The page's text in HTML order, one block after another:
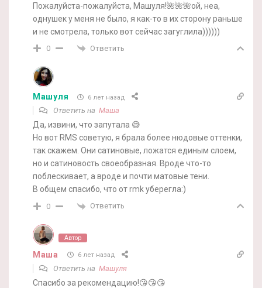
Пожалуйста-пожалуйста, Машуля!🌺🌺🌺ой, неа,
однушек у меня не было, я как-то в их сторону раньше
и не смотрела, только вот сейчас загуглила))))))
0 Ответить
Машуля 6 лет назад
Ответить на Маша
Да, извини, что запутала 😅
Но вот RMS советую, я брала более нюдовые оттенки,
так скажем. Они сатиновые, ложатся единым слоем,
но и сатиновость своеобразная. Вроде что-то
поблескивает, а вроде и почти матовые тени.
В общем спасибо, что от rmk уберегла:)
0 Ответить
Автор
Маша 6 лет назад
Ответить на Машуля
Спасибо за рекомендацию!😘😘😘